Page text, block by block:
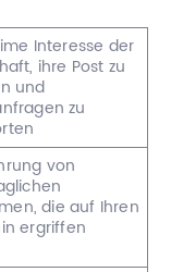
Interesse der
ihre Post zu
und
zu
von
die auf Ihren
ergriffen